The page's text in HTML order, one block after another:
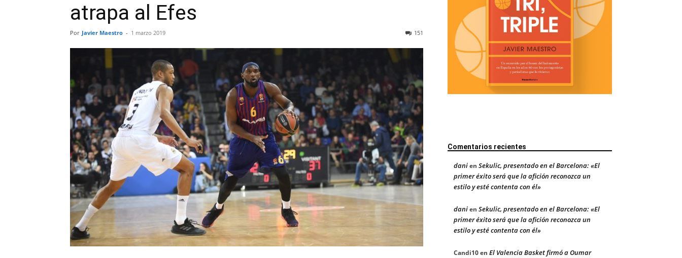
atrapa al Efes
Por Javier Maestro - 1 marzo 2019 151
Comentarios recientes
danien Sekulic, presentado en el Barcelona: «El
primer éxito será que la afición reconozca un
estilo y esté contenta con él»
danien Sekulic, presentado en el Barcelona: «El
primer éxito será que la afición reconozca un
estilo y esté contenta con él»
Candi10en El Valencia Basket firmó a Oumar